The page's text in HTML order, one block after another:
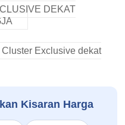
DEKAT
Exclusive dekat
Kisaran Harga